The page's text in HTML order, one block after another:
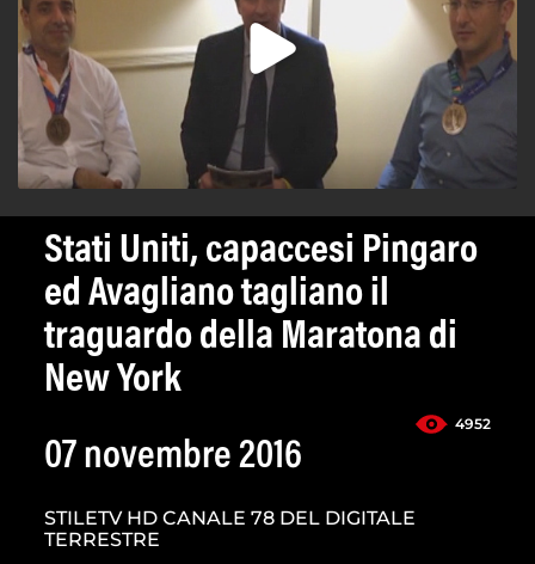
Stati Uniti, capaccesi Pingaro
ed Avagliano tagliano il
traguardo della Maratona di
New York
4952
07 novembre 2016
STILETV HD CANALE 78 DEL DIGITALE
TERRESTRE